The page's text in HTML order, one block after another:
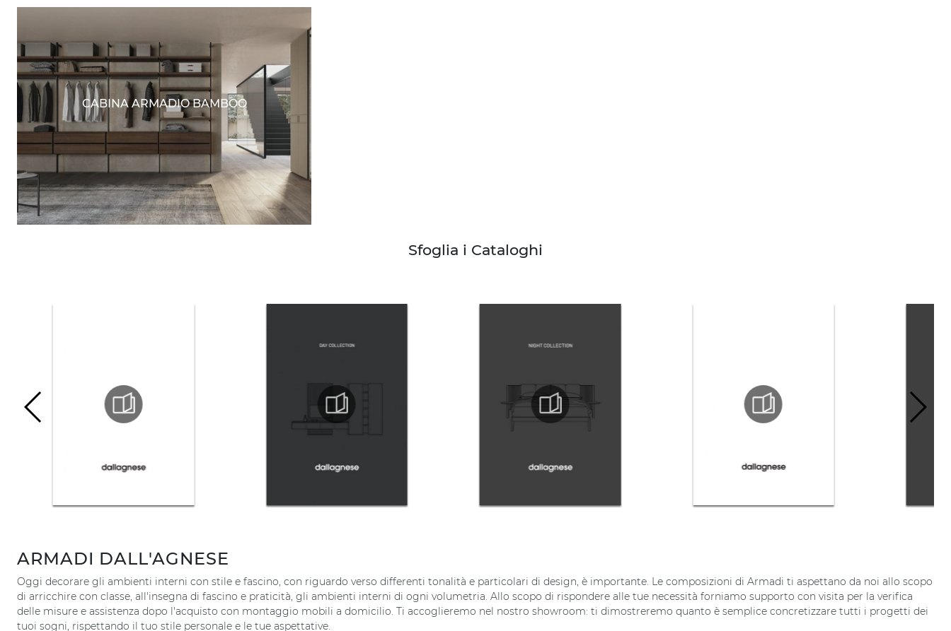
CABINA ARMADIO BAMBOO
Sfoglia i Cataloghi
ARMADI DALL'AGNESE
Oggi decorare gli ambienti interni con stile e fascino, con riguardo verso differenti tonalità e particolari di design, è importante. Le composizioni di Armadi ti aspettano da noi allo scopo
di arricchire con classe, all'insegna di fascino e praticità, gli ambienti interni di ogni volumetria. Allo scopo di rispondere alle tue necessità forniamo supporto con visita per la verifica
delle misure e assistenza dopo l'acquisto con montaggio mobili a domicilio. Ti accoglieremo nel nostro showroom: ti dimostreremo quanto è semplice concretizzare tutti i progetti dei
tuoi sogni, rispettando il tuo stile personale e le tue aspettative.